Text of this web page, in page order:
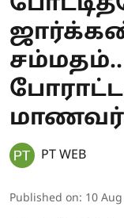
PT WEB
Published on: 10